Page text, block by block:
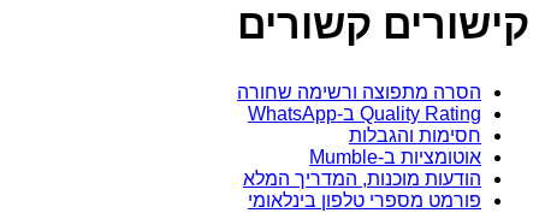
קישורים קשורים
הסרה מתפוצה ורשימה שחורה
Quality Rating ב‑WhatsApp
חסימות והגבלות
אוטומציות ב‑Mumble
הודעות מוכנות, המדריך המלא
פורמט מספרי טלפון בינלאומי